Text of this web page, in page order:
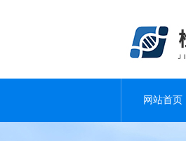
网站首页